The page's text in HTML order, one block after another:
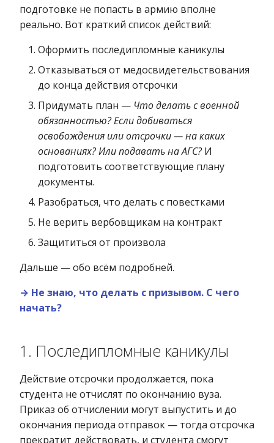
подготовке не попасть в армию вполне
реально. Вот краткий список действий:
Оформить последипломные каникулы
Отказываться от медосвидетельствования
до конца действия отсрочки
Придумать план — Что делать с военной
обязанностью? Если добиваться
освобождения или отсрочки — на каких
основаниях? Или подавать на АГС?И
подготовить соответствующие плану
документы.
Разобраться, что делать с повестками
Не верить вербовщикам на контракт
Защититься от произвола
Дальше — обо всём подробней.
→ Не знаю, что делать с призывом. С чего
начать?
1. Последипломные каникулы
Действие отсрочки продолжается, пока
студента не отчислят по окончанию вуза.
Приказ об отчислении могут выпустить и до
окончания периода отправок — тогда отсрочка
прекратит действовать, и студента смогут